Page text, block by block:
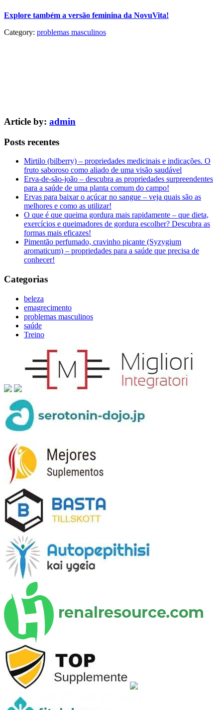
Explore também a versão feminina da NovuVita!
Category: problemas masculinos
Article by: admin
Posts recentes
Mirtilo (bilberry) – propriedades medicinais e indicações. O
fruto saboroso como aliado de uma visão saudável
Erva-de-são-joão – descubra as propriedades surpreendentes
para a saúde de uma planta comum do campo!
Ervas para baixar o açúcar no sangue – veja quais são as
melhores e como as utilizar!
O que é que queima gordura mais rapidamente – que dieta,
exercícios e queimadores de gordura escolher? Descubra as
formas mais eficazes!
Pimentão perfumado, cravinho picante (Syzygium
aromaticum) – propriedades para a saúde que precisa de
conhecer!
Categorias
beleza
emagrecimento
problemas masculinos
saúde
Treino